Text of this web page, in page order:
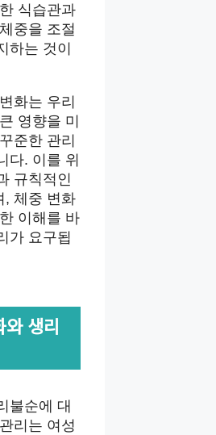
식습관과
중을 조절
하는 것이
화는 우리
영향을 미
준한 관리
다. 이를 위
규칙적인
, 체중 변화
이해를 바
가 요구됩
생리
불순에 대
리는 여성